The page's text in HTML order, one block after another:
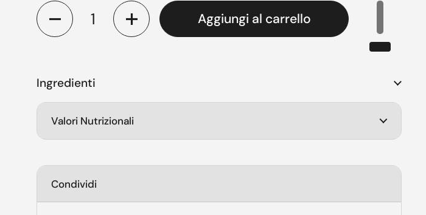
Quantità
Aggiungi al carrello
Ingredienti
Valori Nutrizionali
Condividi